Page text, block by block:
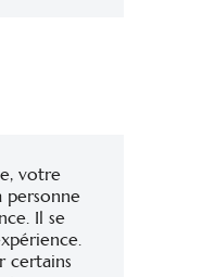
votre
personne
Il se
certains